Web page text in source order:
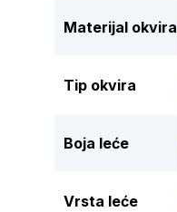
Materijal okvira
Tip okvira
Boja leće
Vrsta leće